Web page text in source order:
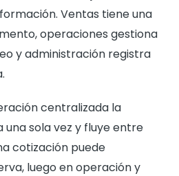
Ventas tiene una
operaciones gestiona
y administración registra
centralizada la
sola vez y fluye entre
cotización puede
luego en operación y